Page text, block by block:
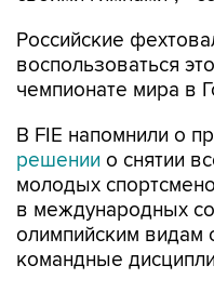
Российские
воспользоваться
чемпионате мира в
В FIE напомнили о
решении о снятии
молодых
в международных
олимпийским видам
командные